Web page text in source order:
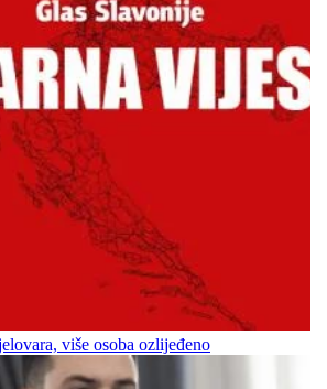
više osoba ozlijeđeno